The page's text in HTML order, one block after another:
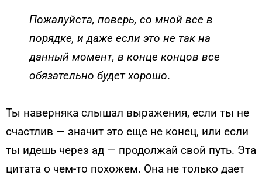
Пожалуйста, поверь, со мной все в
порядке, и даже если это не так на
данный момент, в конце концов все
обязательно будет хорошо.
Ты наверняка слышал выражения, если ты не
счастлив — значит это еще не конец, или если
ты идешь через ад — продолжай свой путь. Эта
цитата о чем-то похожем. Она не только дает